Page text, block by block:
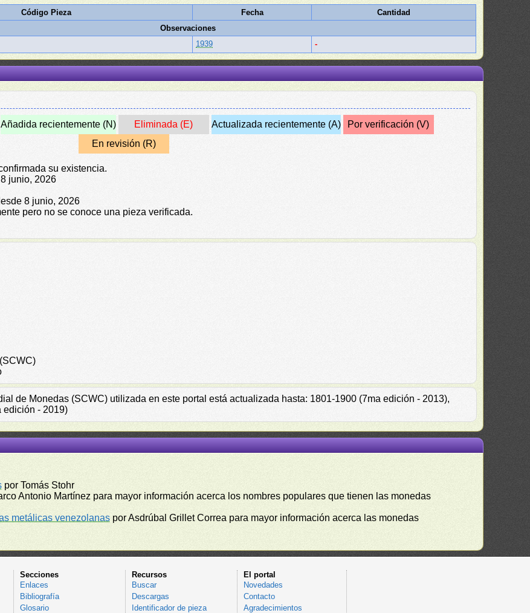
Código Pieza Fecha
Cantidad
Observaciones
1939 -
Añadida recientemente (N) Eliminada (E) Actualizada recientemente (A)
Por verificación (V)
En revisión (R)
su existencia.
junio, 2026
8 junio, 2026
pero no se conoce una pieza verificada.
de Monedas (SCWC) utilizada en este portal está actualizada hasta: 1801-1900 (7ma edición - 2013),
edición - 2019)
por Tomás Stohr
Antonio Martínez para mayor información acerca los nombres populares que tienen las monedas
metálicas venezolanas por Asdrúbal Grillet Correa para mayor información acerca las monedas
Secciones
Enlaces
Bibliografía
Glosario
Recursos
Buscar
Descargas
Identificador de pieza
El portal
Novedades
Contacto
Agradecimientos